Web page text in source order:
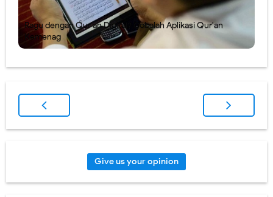
Ragu dengan Qur'an Digital? Cobalah Aplikasi Qur'an
Kemenag
Give us your opinion